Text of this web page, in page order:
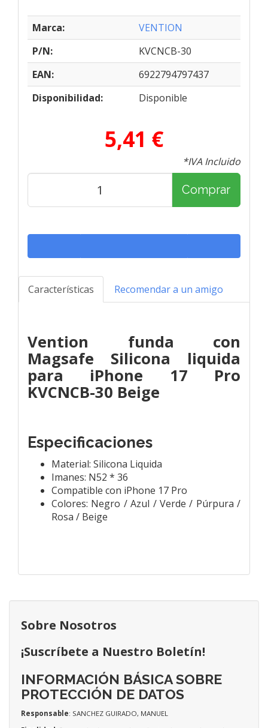
Marca:
VENTION
P/N:
KVCNCB-30
EAN:
6922794797437
Disponibilidad:
Disponible
5,41 €
*IVA Incluido
Comprar
Características Recomendar a un amigo
Vention funda con
Magsafe Silicona liquida
para iPhone 17 Pro
KVCNCB-30 Beige
Especificaciones
Material: Silicona Liquida
Imanes: N52 * 36
Compatible con iPhone 17 Pro
Colores: Negro / Azul / Verde / Púrpura /
Rosa / Beige
Sobre Nosotros
¡Suscríbete a Nuestro Boletín!
INFORMACIÓN BÁSICA SOBRE
PROTECCIÓN DE DATOS
Responsable: SANCHEZ GUIRADO, MANUEL